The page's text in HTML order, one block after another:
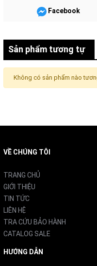
sức khi sắp xếp bát đĩa
Chức năng này giúp
hiệu quả bằng cách
khắp không gian tủ và
phút.
Facebook
Sản phẩm tương tự
Không có sản phẩm nào
VỀ CHÚNG TÔI
TRANG CHỦ
GIỚI THIỆU
TIN TỨC
LIÊN HỆ
TRA CỨU BẢO HÀNH
CATALOG SALE
HƯỚNG DẪN